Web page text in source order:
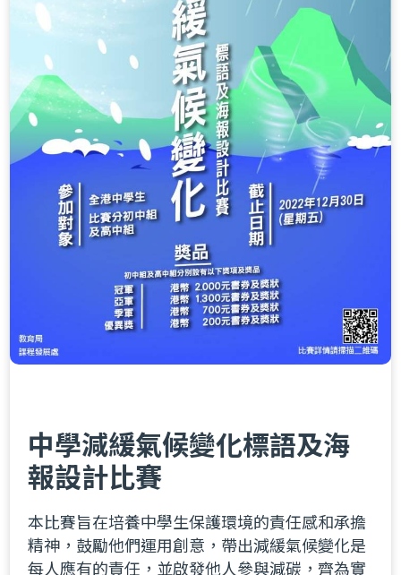
中學減緩氣候變化標語及海
報設計比賽
本比賽旨在培養中學生保護環境的責任感和承擔
精神，鼓勵他們運用創意，帶出減緩氣候變化是
每人應有的責任，並啟發他人參與減碳，齊為實